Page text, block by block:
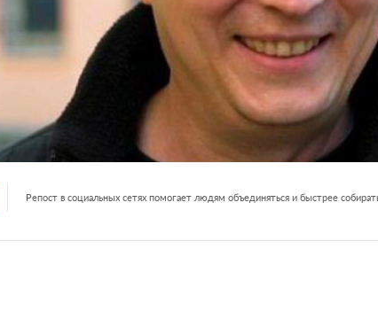
LinkedInРепост в социальных сетях помогает людям объединяться и быстрее